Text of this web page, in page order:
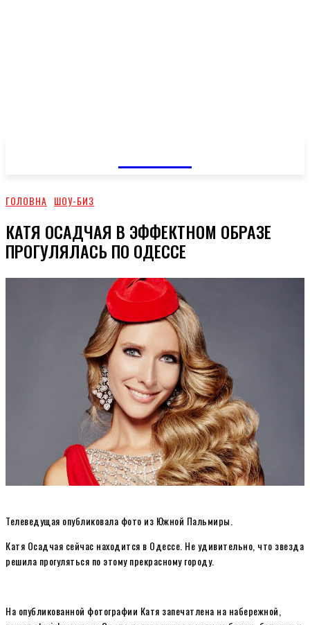
ГОЛОВНА ШОУ-БИЗ
КАТЯ ОСАДЧАЯ В ЭФФЕКТНОМ ОБРАЗЕ
ПРОГУЛЯЛАСЬ ПО ОДЕССЕ
Телеведущая опубликовала фото из Южной Пальмиры.
Катя Осадчая сейчас находится в Одессе. Не удивительно, что звезда
решила прогуляться по этому прекрасному городу.
На опубликованной фотографии Катя запечатлена на набережной,